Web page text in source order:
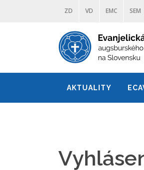
ZD VD EMC SEM
AKTUALITY